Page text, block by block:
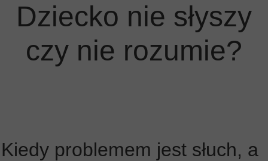
Dziecko nie słyszy
czy nie rozumie?
Kiedy problemem jest słuch, a